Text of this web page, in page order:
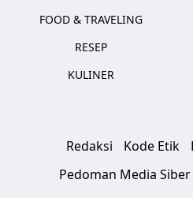
FOOD & TRAVELING
RESEP
KULINER
Redaksi Kode Etik
Pedoman Media Siber